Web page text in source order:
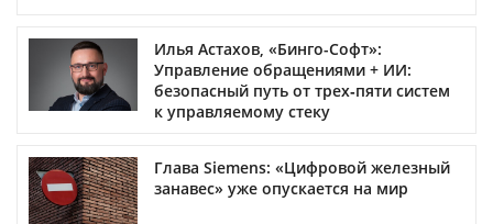
Илья Астахов, «Бинго-Софт»:
Управление обращениями + ИИ:
безопасный путь от трех‑пяти систем
к управляемому стеку
Глава Siemens: «Цифровой железный
занавес» уже опускается на мир